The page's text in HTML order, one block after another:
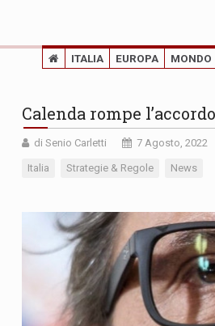
ITALIA EUROPA MONDO
Calenda rompe
di Senio Carletti 7 Agosto, 2022
Italia Strategie & Regole News